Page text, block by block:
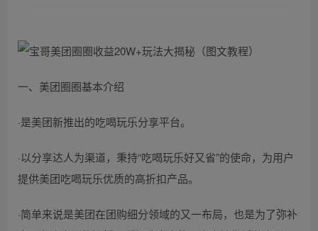
一、美团圈圈基本介绍
·是美团新推出的吃喝玩乐分享平台。
·以分享达人为渠道，秉持“吃喝玩乐好又省”的使命，为用户
提供美团吃喝玩乐优质的高折扣产品。
·简单来说是美团在团购细分领域的又一布局，也是为了弥补